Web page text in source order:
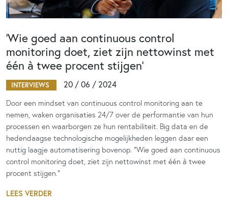
‘Wie goed aan continuous control
monitoring doet, ziet zijn nettowinst met
één à twee procent stijgen’
INTERVIEWS 20 / 06 / 2024
Door een mindset van continuous control monitoring aan te
nemen, waken organisaties 24/7 over de performantie van hun
processen en waarborgen ze hun rentabiliteit. Big data en de
hedendaagse technologische mogelijkheden leggen daar een
nuttig laagje automatisering bovenop. “Wie goed aan continuous
control monitoring doet, ziet zijn nettowinst met één à twee
procent stijgen.”
LEES VERDER